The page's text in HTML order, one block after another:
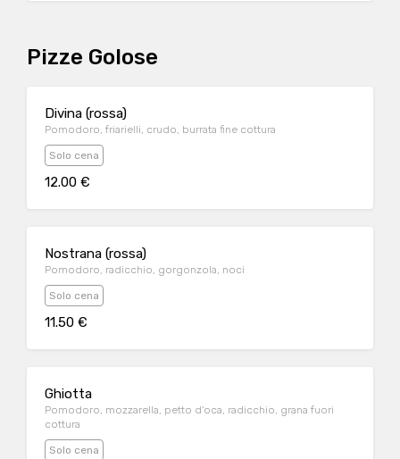
Pizze Golose
Divina (rossa)
Pomodoro, friarielli, crudo, burrata fine cottura
Solo cena
12.00 €
Nostrana (rossa)
Pomodoro, radicchio, gorgonzola, noci
Solo cena
11.50 €
Ghiotta
Pomodoro, mozzarella, petto d'oca, radicchio, grana fuori
cottura
Solo cena